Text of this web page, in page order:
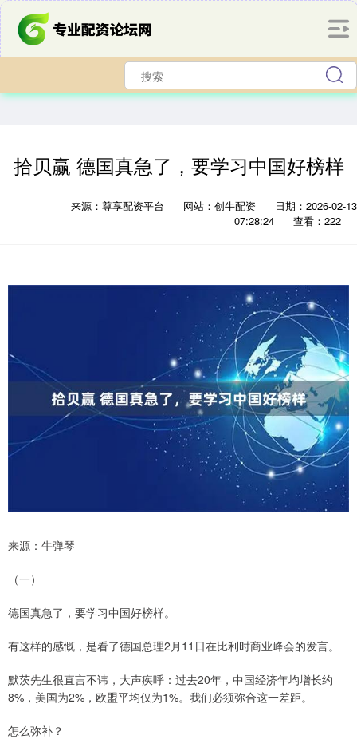
拾贝赢 德国真急了，要学习中国好榜样
来源：尊享配资平台 网站：创牛配资
日期：2026-02-13
07:28:24
查看：222
来源：牛弹琴
（一）
德国真急了，要学习中国好榜样。
有这样的感慨，是看了德国总理2月11日在比利时商业峰会的发言。
默茨先生很直言不讳，大声疾呼：过去20年，中国经济年均增长约
8%，美国为2%，欧盟平均仅为1%。我们必须弥合这一差距。
怎么弥补？